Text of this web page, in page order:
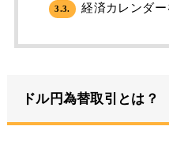
3.3. 経済カレンダ
ドル円為替取引とは？